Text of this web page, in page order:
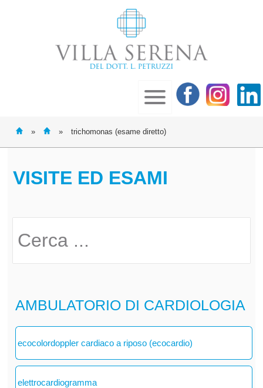
» » trichomonas (esame diretto)
VISITE ED ESAMI
AMBULATORIO DI CARDIOLOGIA
ecocolordoppler cardiaco a riposo (ecocardio)
elettrocardiogramma